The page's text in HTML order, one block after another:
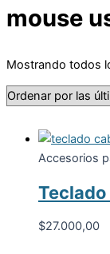
mouse
Mostrando todos
Accesorios
$27.000,00